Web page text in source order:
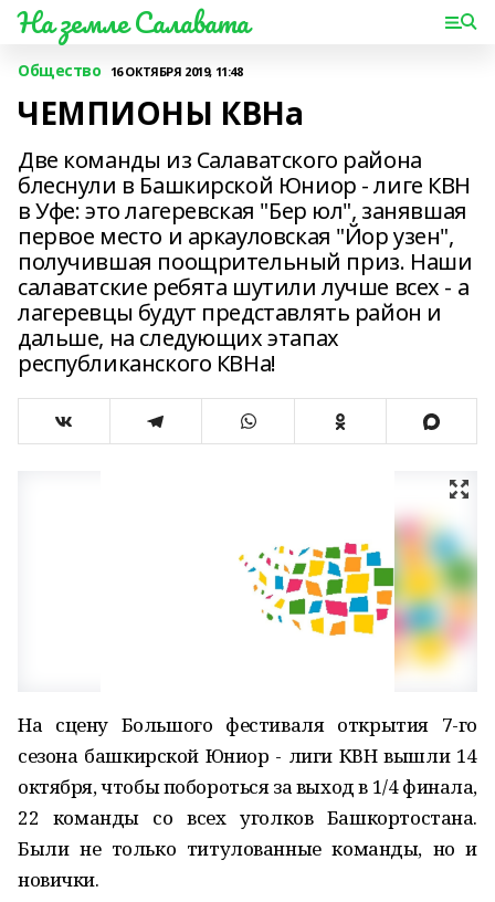
На земле Салавата
Общество 16 ОКТЯБРЯ 2019, 11:48
ЧЕМПИОНЫ КВНа
Две команды из Салаватского района
блеснули в Башкирской Юниор - лиге КВН
в Уфе: это лагеревская "Бер юл", занявшая
первое место и аркауловская "Йор узен",
получившая поощрительный приз. Наши
салаватские ребята шутили лучше всех - а
лагеревцы будут представлять район и
дальше, на следующих этапах
республиканского КВНа!
На сцену Большого фестиваля открытия 7-го
сезона башкирской Юниор - лиги КВН вышли 14
октября, чтобы побороться за выход в 1/4 финала,
22 команды со всех уголков Башкортостана.
Были не только титулованные команды, но и
новички.